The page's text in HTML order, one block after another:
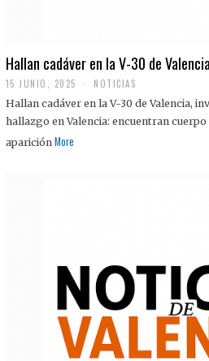
Hallan cadáver en la V-30 de
15 JUNIO, 2025 NOTICIAS
Hallan cadáver en la V-30 de Valencia,
hallazgo en Valencia: encuentran
aparición More